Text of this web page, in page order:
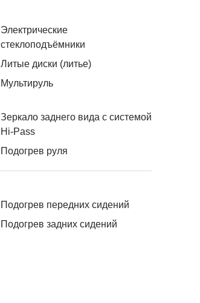
Электрические
стеклоподъёмники
Литые диски (литье)
Мультируль
Зеркало заднего вида с системой
Hi-Pass
Подогрев руля
Подогрев передних сидений
Подогрев задних сидений